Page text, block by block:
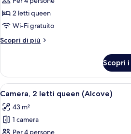
2
letti
(Waterfront)
2 letti queen
Wi-Fi gratuito
Scopri di più
Altri
2
letti
queen
Scopri
Apri
tutte
le
foto
5
Camera, 2 letti queen (Alcove)
43 m²
1 camera
Per 4 persone